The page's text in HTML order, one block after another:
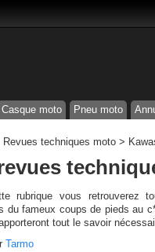
Casque moto Pneu moto
Revues techniques moto >
rubrique vous retrouverez
du fameux coups de pieds au
tout le savoir
Tarmo